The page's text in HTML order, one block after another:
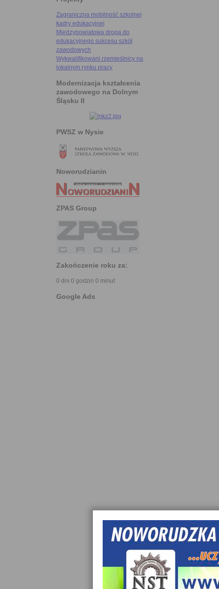
Zagraniczna mobilność szkolnej
kadry edukacyjnej
Międzypowiatowa droga do
edukacyjnego sukcesu szkół
zawodowych
Wykwalifikowani rzemieślnicy na
lokalnym rynku pracy
Modernizacja kształcenia
zawodowego na Dolnym
Śląsku II
PWSZ w Nysie
Noworudzianin
ZPAS Group
Zakończenie roku za:
0 dni 0 godzin 0 minut
Google Ads